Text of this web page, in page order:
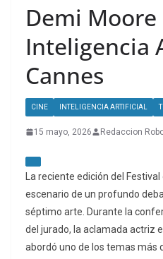
Demi
Inteligencia
Cannes
CINE INTELIGENCIA ARTIFICIAL
15 mayo, 2026 Redaccion
La reciente edición del
escenario de un profundo
séptimo arte. Durante la
del jurado, la aclamada actriz
abordó uno de los temas más